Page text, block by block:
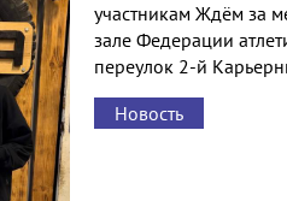
участникам Ждём за
зале Федерации
переулок 2-й
Новость